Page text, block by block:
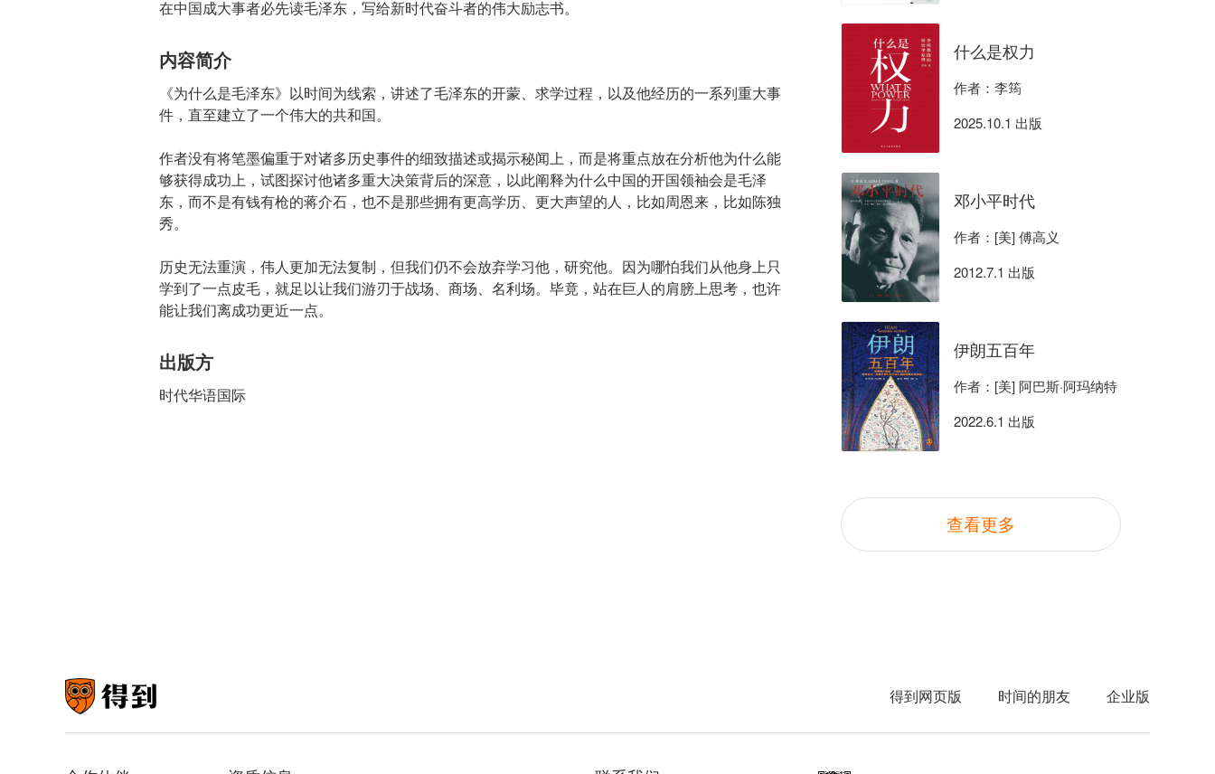
在中国成大事者必先读毛泽东，写给新时代奋斗者的伟大励志书。
内容简介
《为什么是毛泽东》以时间为线索，讲述了毛泽东的开蒙、求学过程，以及他经历的一系列重大事
件，直至建立了一个伟大的共和国。
作者没有将笔墨偏重于对诸多历史事件的细致描述或揭示秘闻上，而是将重点放在分析他为什么能
够获得成功上，试图探讨他诸多重大决策背后的深意，以此阐释为什么中国的开国领袖会是毛泽
东，而不是有钱有枪的蒋介石，也不是那些拥有更高学历、更大声望的人，比如周恩来，比如陈独
秀。
历史无法重演，伟人更加无法复制，但我们仍不会放弃学习他，研究他。因为哪怕我们从他身上只
学到了一点皮毛，就足以让我们游刃于战场、商场、名利场。毕竟，站在巨人的肩膀上思考，也许
能让我们离成功更近一点。
出版方
时代华语国际
什么是权力
作者：李筠
2025.10.1 出版
邓小平时代
作者：[美] 傅高义
2012.7.1 出版
伊朗五百年
作者：[美] 阿巴斯·阿玛纳特
2022.6.1 出版
查看更多
得到网页版 时间的朋友 企业版